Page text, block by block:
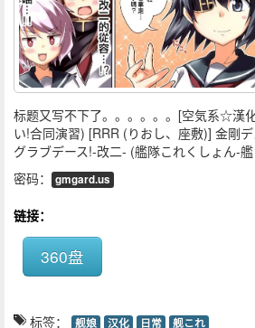
标题又写不下了。。。。。。[空気系☆漢
い!合同演習) [RRR (りおし、座敷)] 金剛
グラブデース!-改二- (艦隊これくしょん-
密码：
gmgard.us
链接：
360盘
标签： 舰娘 汉化 日常 舰これ